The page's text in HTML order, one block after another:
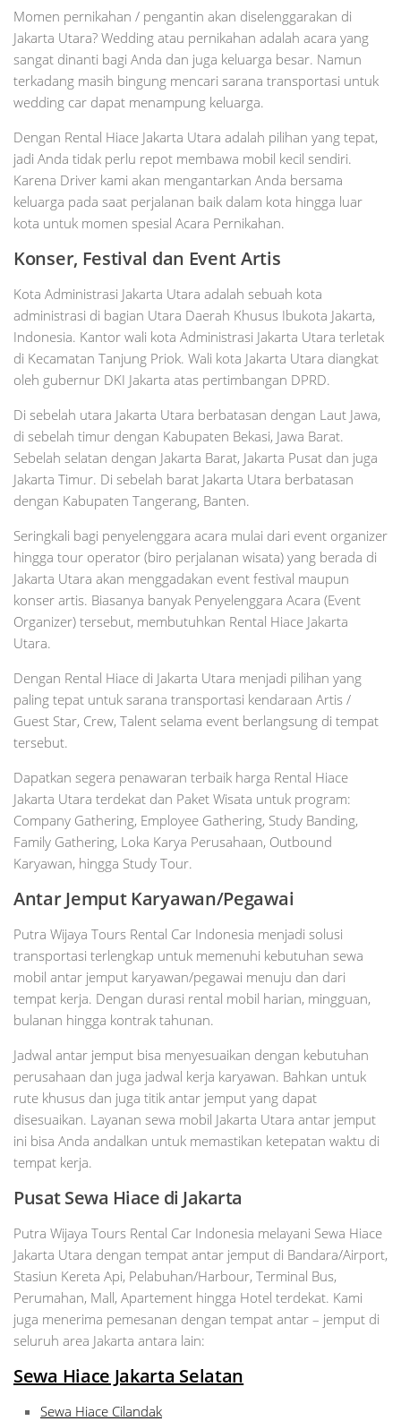
Momen pernikahan / pengantin akan diselenggarakan di
Jakarta Utara? Wedding atau pernikahan adalah acara yang
sangat dinanti bagi Anda dan juga keluarga besar. Namun
terkadang masih bingung mencari sarana transportasi untuk
wedding car dapat menampung keluarga.
Dengan Rental Hiace Jakarta Utara adalah pilihan yang tepat,
jadi Anda tidak perlu repot membawa mobil kecil sendiri.
Karena Driver kami akan mengantarkan Anda bersama
keluarga pada saat perjalanan baik dalam kota hingga luar
kota untuk momen spesial Acara Pernikahan.
Konser, Festival dan Event Artis
Kota Administrasi Jakarta Utara adalah sebuah kota
administrasi di bagian Utara Daerah Khusus Ibukota Jakarta,
Indonesia. Kantor wali kota Administrasi Jakarta Utara terletak
di Kecamatan Tanjung Priok. Wali kota Jakarta Utara diangkat
oleh gubernur DKI Jakarta atas pertimbangan DPRD.
Di sebelah utara Jakarta Utara berbatasan dengan Laut Jawa,
di sebelah timur dengan Kabupaten Bekasi, Jawa Barat.
Sebelah selatan dengan Jakarta Barat, Jakarta Pusat dan juga
Jakarta Timur. Di sebelah barat Jakarta Utara berbatasan
dengan Kabupaten Tangerang, Banten.
Seringkali bagi penyelenggara acara mulai dari event organizer
hingga tour operator (biro perjalanan wisata) yang berada di
Jakarta Utara akan menggadakan event festival maupun
konser artis. Biasanya banyak Penyelenggara Acara (Event
Organizer) tersebut, membutuhkan Rental Hiace Jakarta
Utara.
Dengan Rental Hiace di Jakarta Utara menjadi pilihan yang
paling tepat untuk sarana transportasi kendaraan Artis /
Guest Star, Crew, Talent selama event berlangsung di tempat
tersebut.
Dapatkan segera penawaran terbaik harga Rental Hiace
Jakarta Utara terdekat dan Paket Wisata untuk program:
Company Gathering, Employee Gathering, Study Banding,
Family Gathering, Loka Karya Perusahaan, Outbound
Karyawan, hingga Study Tour.
Antar Jemput Karyawan/Pegawai
Putra Wijaya Tours Rental Car Indonesia menjadi solusi
transportasi terlengkap untuk memenuhi kebutuhan sewa
mobil antar jemput karyawan/pegawai menuju dan dari
tempat kerja. Dengan durasi rental mobil harian, mingguan,
bulanan hingga kontrak tahunan.
Jadwal antar jemput bisa menyesuaikan dengan kebutuhan
perusahaan dan juga jadwal kerja karyawan. Bahkan untuk
rute khusus dan juga titik antar jemput yang dapat
disesuaikan. Layanan sewa mobil Jakarta Utara antar jemput
ini bisa Anda andalkan untuk memastikan ketepatan waktu di
tempat kerja.
Pusat Sewa Hiace di Jakarta
Putra Wijaya Tours Rental Car Indonesia melayani Sewa Hiace
Jakarta Utara dengan tempat antar jemput di Bandara/Airport,
Stasiun Kereta Api, Pelabuhan/Harbour, Terminal Bus,
Perumahan, Mall, Apartement hingga Hotel terdekat. Kami
juga menerima pemesanan dengan tempat antar – jemput di
seluruh area Jakarta antara lain:
Sewa Hiace Jakarta Selatan
Sewa Hiace Cilandak